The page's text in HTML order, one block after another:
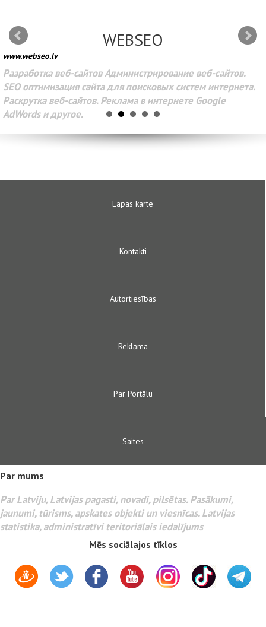
WEBSEO
www.webseo.lv
Разработка веб-сайтов Администрирование веб-сайтов.
SEO оптимизация сайта для поисковых систем интернета.
Раскрутка веб-сайтов. Реклама в интернете Google
AdWords и другое.
Lapas karte
Kontakti
Autortiesības
Reklāma
Par Portālu
Saites
Par mums
Par Latviju, Latvijas pagasti, novadi, pilsētas. Pasākumi,
jaunumi, tūrisms, apskates objekti un viesnīcas. Latvijas
statistika, administratīvi teritoriālais iedalījums
Mēs sociālajos tīklos